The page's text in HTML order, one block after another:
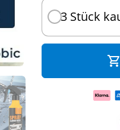
3 Stück
shopping_cart